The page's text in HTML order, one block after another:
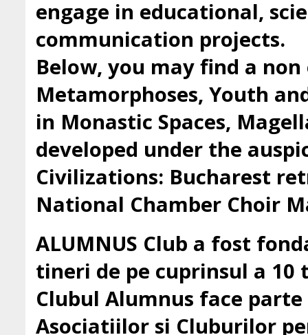
engage in educational,
communication projects.
Below, you may find a
Metamorphoses, Youth
in Monastic Spaces,
developed under the
Civilizations: Bucharest
National Chamber Choir
ALUMNUS Club a fost
tineri de pe cuprinsul a 10
Clubul Alumnus face
Asociatiilor si Cluburilor